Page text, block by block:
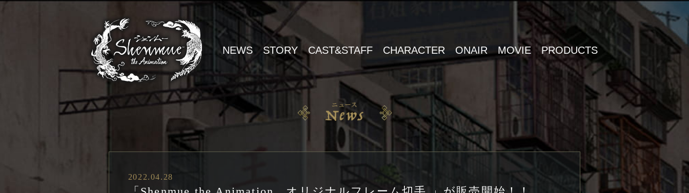
NEWS STORY CAST&STAFF CHARACTER ONAIR MOVIE PRODUCTS
2022.04.28